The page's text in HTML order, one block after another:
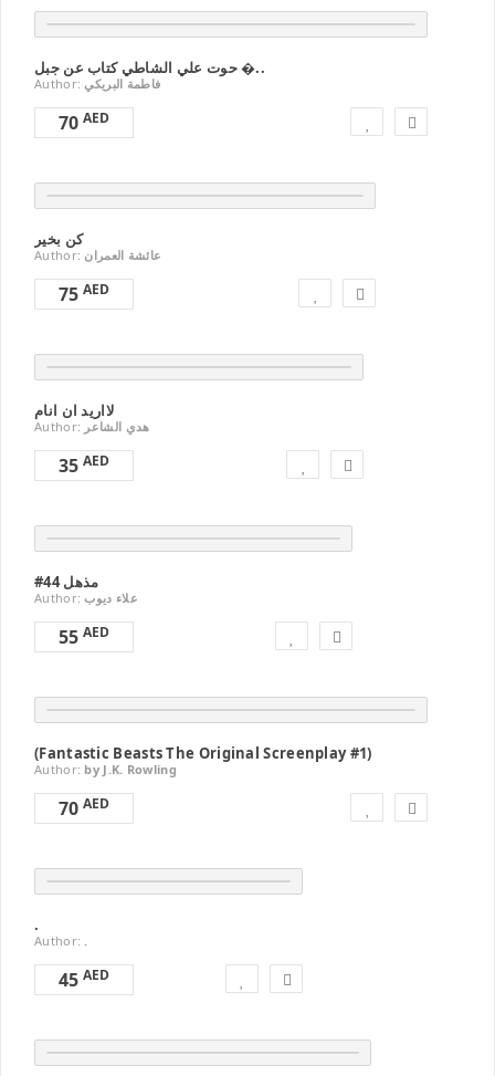
حوت علي الشاطي كتاب عن جبل �..
Author: فاطمة البريكي
70 AED
كن بخير
Author: عائشة العمران
75 AED
لااريد ان انام
Author: هدي الشاعر
35 AED
#44 مذهل
Author:علاء ديوب
55 AED
(Fantastic Beasts The Original Screenplay #1)
Author: by J.K. Rowling
70 AED
.
Author:.
45 AED